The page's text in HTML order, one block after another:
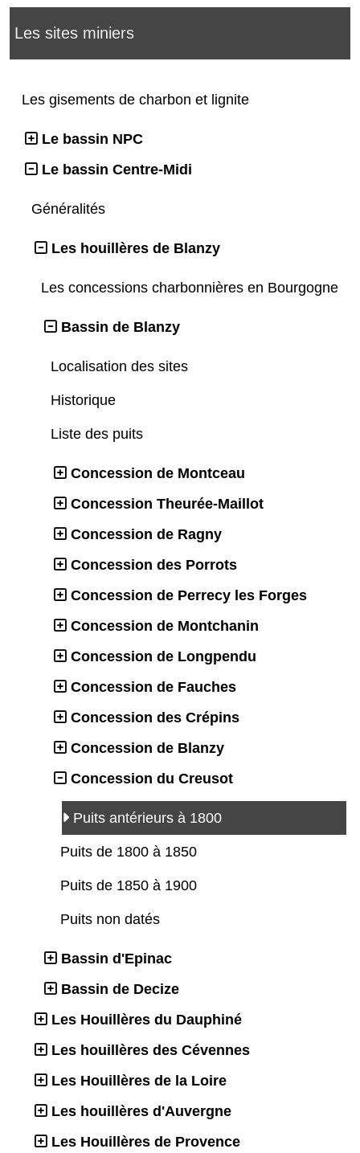
Les sites miniers
Les gisements de charbon et lignite
Le bassin NPC
Le bassin Centre-Midi
Généralités
Les houillères de Blanzy
Les concessions charbonnières en Bourgogne
Bassin de Blanzy
Localisation des sites
Historique
Liste des puits
Concession de Montceau
Concession Theurée-Maillot
Concession de Ragny
Concession des Porrots
Concession de Perrecy les Forges
Concession de Montchanin
Concession de Longpendu
Concession de Fauches
Concession des Crépins
Concession de Blanzy
Concession du Creusot
Puits antérieurs à 1800
Puits de 1800 à 1850
Puits de 1850 à 1900
Puits non datés
Bassin d'Epinac
Bassin de Decize
Les Houillères du Dauphiné
Les houillères des Cévennes
Les Houillères de la Loire
Les houillères d'Auvergne
Les Houillères de Provence